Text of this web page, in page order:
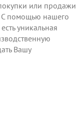
или продажи
С помощью нашего
уникальная
Вашу